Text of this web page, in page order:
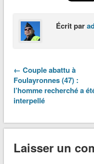
Écrit par
← Couple abattu à
Foulayronnes (47) :
l’homme recherché a
interpellé
Laisser un